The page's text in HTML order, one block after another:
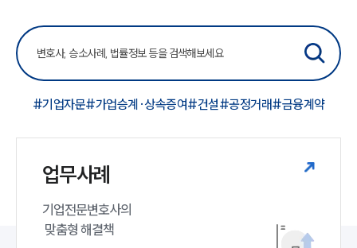
#기업자문#가업승계·상속증여#건설#공정거래#금융계약
업무사례
기업전문변호사의
맞춤형 해결책